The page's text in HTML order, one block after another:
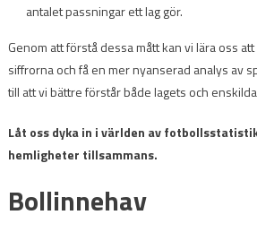
antalet passningar ett lag gör.
Genom att förstå dessa mått kan vi lära oss
siffrorna och få en mer nyanserad analys av
till att vi bättre förstår både lagets och
Låt oss dyka in i världen av
hemligheter tillsammans.
Bollinnehav